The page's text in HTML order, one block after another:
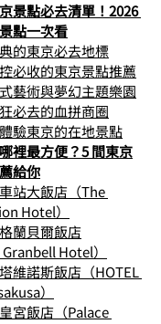
景點必去清單！2026
點一次看
典的東京必去地標
控必收的東京景點推薦
式藝術與夢幻主題樂園
必去的血拼商圈
體驗東京的在地景點
裡最方便？5 間東京
給你
車站大飯店（The
Hotel）
蘭貝爾飯店
Hotel）
塔維諾斯飯店（HOTEL
）
宮飯店（Palace